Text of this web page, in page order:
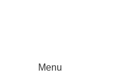
Menu